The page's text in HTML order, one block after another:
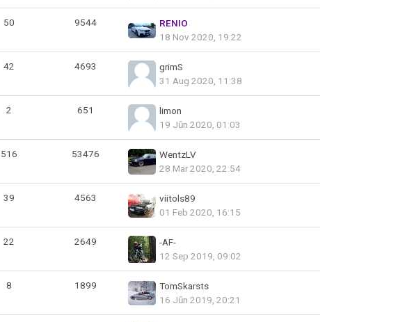
50 9544
RENIO
18 Nov 2020, 19:22
42 4693
grimS
31 Aug 2020, 11:38
2 651
limon
19 Jūn 2020, 01:03
516 53476
WentzLV
28 Mar 2020, 22:54
39 4563
viitols89
01 Feb 2020, 16:15
22 2649
-AF-
12 Sep 2019, 09:02
8 1899
TomSkarsts
16 Jūn 2019, 20:21